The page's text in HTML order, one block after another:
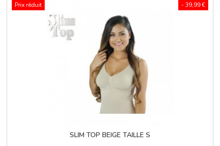
- 39,99 €
Prix réduit
SLIM TOP BEIGE TAILLE S